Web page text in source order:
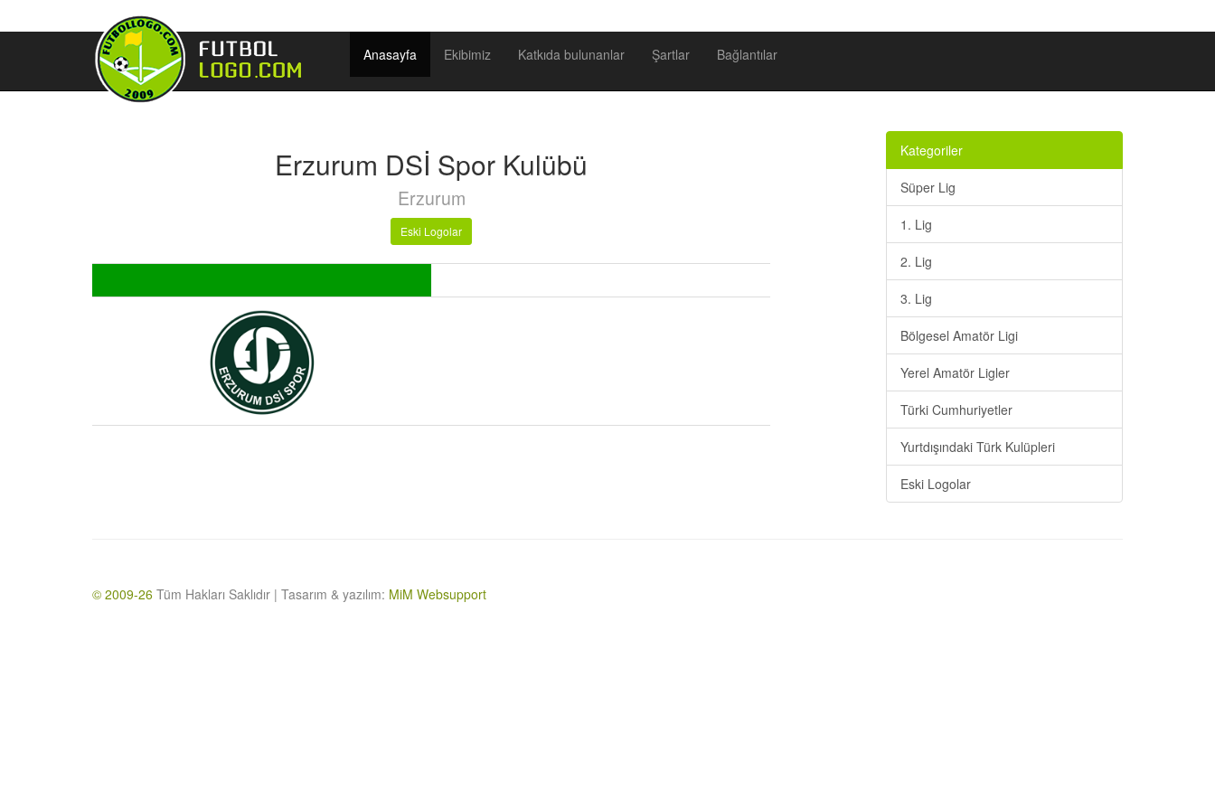
Anasayfa Ekibimiz Katkıda bulunanlar Şartlar Bağlantılar
Erzurum DSİ Spor Kulübü
Erzurum
Eski Logolar
Kategoriler
Süper Lig
1. Lig
2. Lig
3. Lig
Bölgesel Amatör Ligi
Yerel Amatör Ligler
Türki Cumhuriyetler
Yurtdışındaki Türk Kulüpleri
Eski Logolar
© 2009-26 Tüm Hakları Saklıdır | Tasarım & yazılım: MiM Websupport